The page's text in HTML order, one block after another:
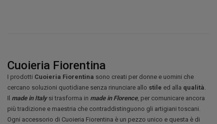
Cuoieria Fiorentina
I prodotti Cuoieria Fiorentina sono creati per donne e uomini che
cercano soluzioni quotidiane senza rinunciare allo stile ed alla qualità.
Il made in Italysi trasforma in made in Florence, per comunicare ancora
più tradizione e maestria che contraddistinguono gli artigiani toscani.
Ogni accessorio di Cuoieria Fiorentina è un pezzo unico e questa è di